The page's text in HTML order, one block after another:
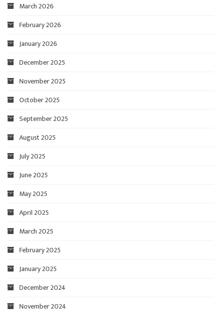
March 2026
February 2026
January 2026
December 2025
November 2025
October 2025
September 2025
August 2025
July 2025
June 2025
May 2025
April 2025
March 2025
February 2025
January 2025
December 2024
November 2024